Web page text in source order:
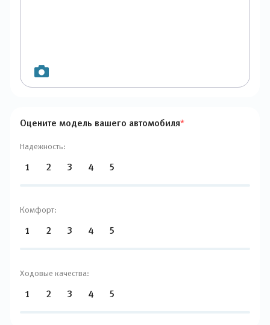
Оцените модель вашего автомобиля*
Надежность:
1 2 3 4 5
Комфорт:
1 2 3 4 5
Ходовые качества:
1 2 3 4 5